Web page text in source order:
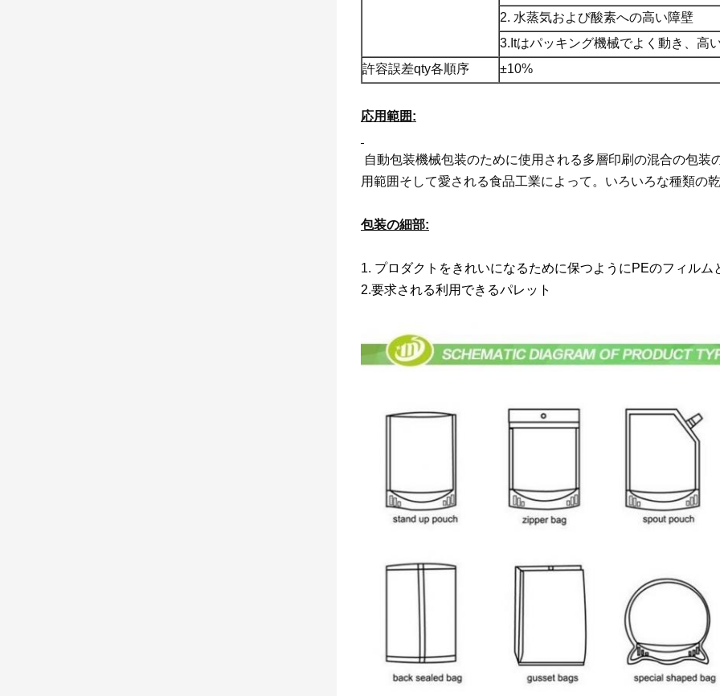
2. 水蒸気および酸素への高い障壁
3.Itはパッキング機械でよく動き、高
許容誤差qty各順序
±10%
応用範囲:
自動包装機械包装のために使用される多層印刷の混合の包
用範囲そして愛される食品工業によって。いろいろな種類の
包装の細部:
1. プロダクトをきれいになるために保つようにPEのフィルム
2.要求される利用できるパレット